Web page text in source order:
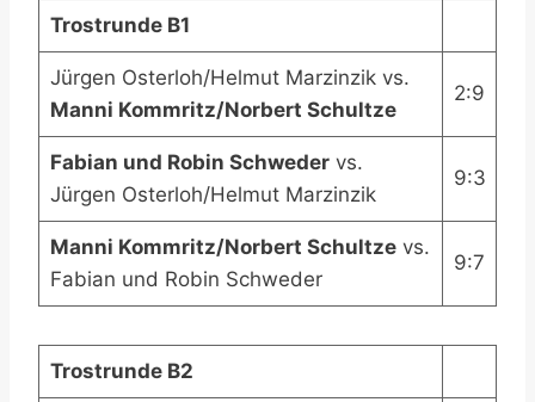
Trostrunde B1
Jürgen Osterloh/Helmut Marzinzik vs.
Manni Kommritz/Norbert Schultze
2:9
Fabian und Robin Schwedervs.
Jürgen Osterloh/Helmut Marzinzik
9:3
Manni Kommritz/Norbert Schultzevs.
Fabian und Robin Schweder
9:7
Trostrunde B2